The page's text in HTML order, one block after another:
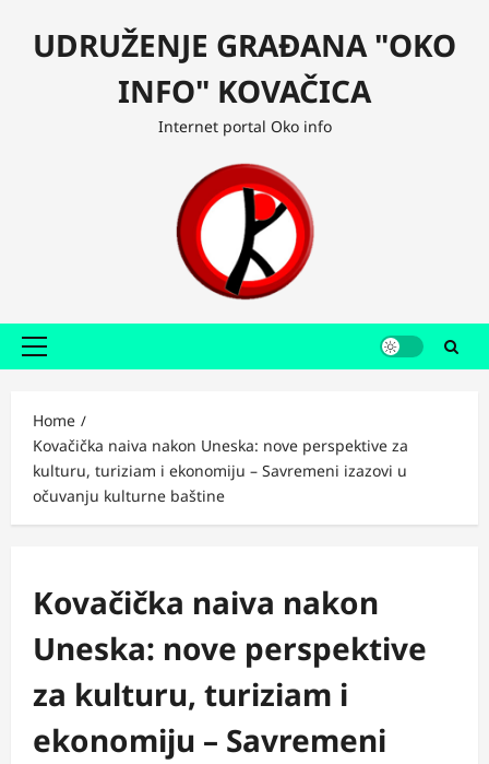
contentUDRUŽENJE GRAĐANA "OKO
INFO" KOVAČICA
Internet portal Oko info
Primary
Home
Kovačička naiva nakon Uneska: nove perspektive za
kulturu, turiziam i ekonomiju – Savremeni izazovi u
očuvanju kulturne baštine
Kovačička naiva nakon
Uneska: nove perspektive
za kulturu, turiziam i
ekonomiju – Savremeni